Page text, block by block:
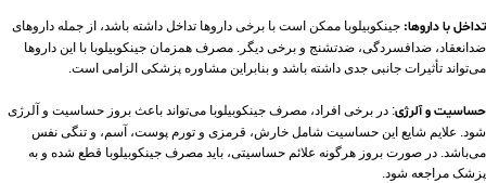
تداخل با داروها: جینکوبیلوبا ممکن است با برخی داروها تداخل داشته باشد، از جمله داروهای
ضدانعقاد، ضدافسردگی، ضدتشنج و برخی دیگر. مصرف همزمان جینکوبیلوبا با این داروها
می‌تواند تأثیرات جانبی جدی داشته باشد و بنابراین مشاوره پزشکی الزامی است.
حساسیت و آلرژی: در برخی افراد، مصرف جینکوبیلوبا می‌تواند باعث بروز حساسیت و آلرژی
شود. علایم شایع این حساسیت شامل خارش، قرمزی و تورم پوست، آسم، و تنگی نفس
می‌باشد. در صورت بروز هرگونه علائم حساسیتی، باید مصرف جینکوبیلوبا قطع شده و به
پزشک مراجعه شود.